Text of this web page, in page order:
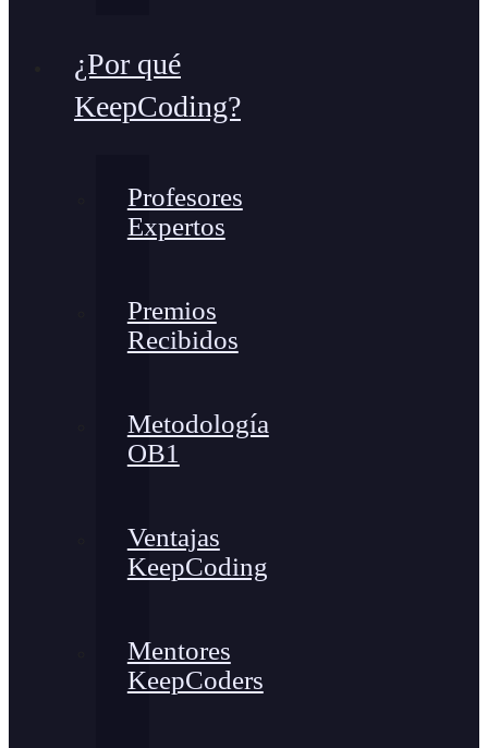
¿Por qué
KeepCoding?
Profesores
Expertos
Premios
Recibidos
Metodología
OB1
Ventajas
KeepCoding
Mentores
KeepCoders